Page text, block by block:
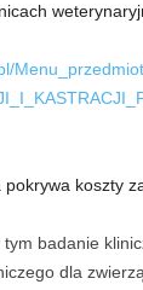
pokrywa koszty
badanie
dla